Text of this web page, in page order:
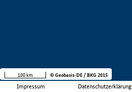
Impressum Datenschutzerklärung
100 km © Geobasis-DE / BKG 2015